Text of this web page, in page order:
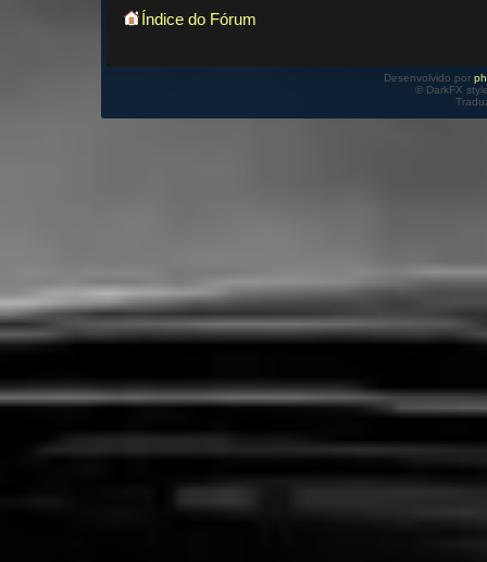
Índice do Fórum
Desenvolvido por
© DarkFX